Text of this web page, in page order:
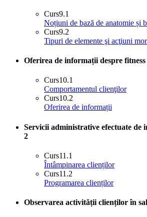
Curs9.1
Noțiuni de bază de anatomie și
Curs9.2
Tipuri de elemente şi acţiuni
Oferirea de informații despre
Curs10.1
Comportamentul clienţilor
Curs10.2
Oferirea de informații
Servicii administrative efectuate de
2
Curs11.1
Întâmpinarea clienților
Curs11.2
Programarea clienților
Observarea activității clienților în